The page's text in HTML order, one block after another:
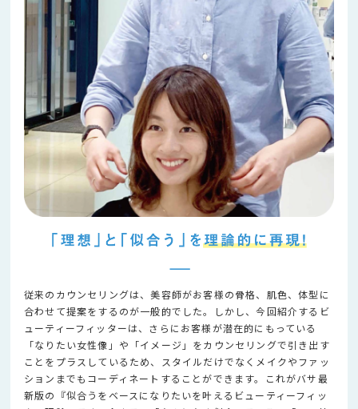
従来のカウンセリングは、美容師がお客様の骨格、肌色、体型に
合わせて提案をするのが一般的でした。しかし、今回紹介するビ
ューティーフィッターは、さらにお客様が潜在的にもっている
「なりたい女性像」や「イメージ」をカウンセリングで引き出す
ことをプラスしているため、スタイルだけでなくメイクやファッ
ションまでもコーディネートすることができます。これがバサ最
新版の『似合うをベースになりたいを叶えるビューティーフィッ